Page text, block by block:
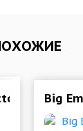
Zip Big